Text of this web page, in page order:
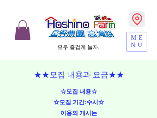
모두 즐겁게 놀자.
ME
NU
★★모집 내용과 요금★★
☆모집 내용☆
​☆모집 기간:수시☆
이용의 개시는